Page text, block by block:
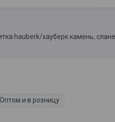
Оптом и в розницу